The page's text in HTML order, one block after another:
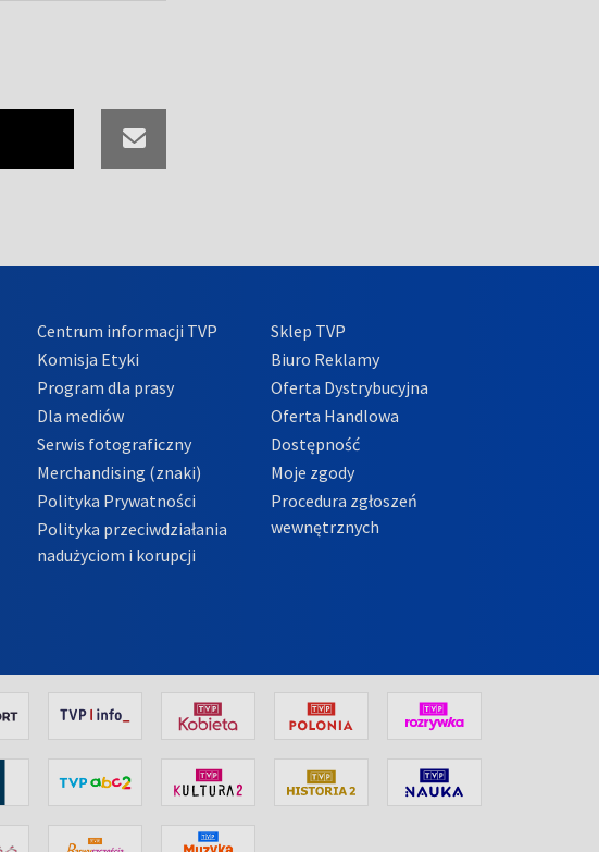
Centrum informacji TVP
Komisja Etyki
Program dla prasy
Dla mediów
Serwis fotograficzny
Merchandising (znaki)
Polityka Prywatności
Polityka przeciwdziałania
nadużyciom i korupcji
Sklep TVP
Biuro Reklamy
Oferta Dystrybucyjna
Oferta Handlowa
Dostępność
Moje zgody
Procedura zgłoszeń
wewnętrznych